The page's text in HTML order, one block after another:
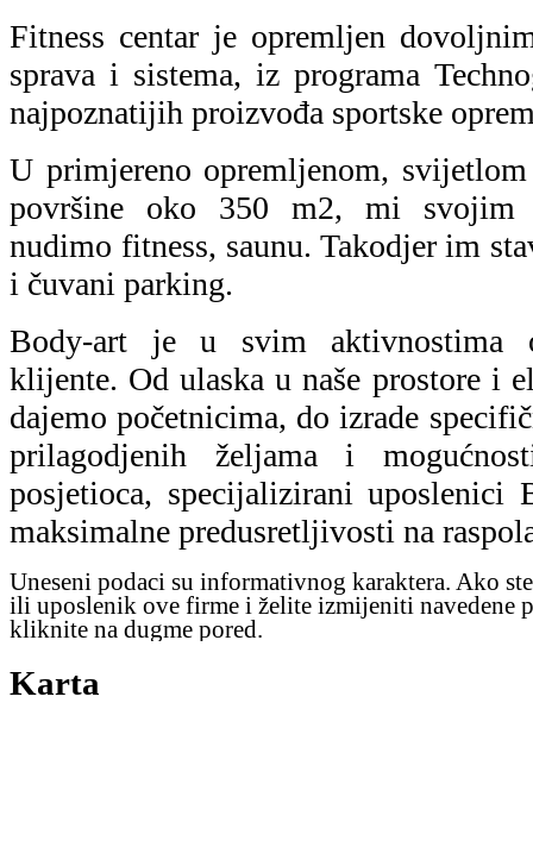
Fitness centar je opremljen
sprava i sistema, iz programa
najpoznatijih proizvođa sportske
U primjereno opremljenom,
površine oko 350 m2, mi svojim
nudimo fitness, saunu. Takodjer im
i čuvani parking.
Body-art je u svim aktivnostima
klijente. Od ulaska u naše prostore i
dajemo početnicima, do izrade
prilagodjenih željama i
posjetioca, specijalizirani uposlenici
maksimalne predusretljivosti na
Uneseni podaci su informativnog karaktera. Ako
ili uposlenik ove firme i želite izmijeniti navedene
kliknite na dugme pored.
Karta